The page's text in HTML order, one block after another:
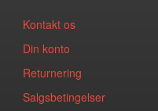
Kontakt os
Din konto
Returnering
Salgsbetingelser